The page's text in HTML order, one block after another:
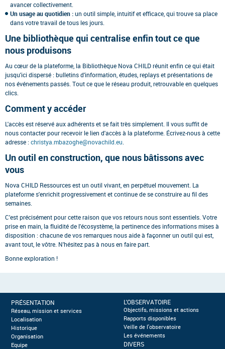
avancer collectivement.
Un usage au quotidien :un outil simple, intuitif et efficace, qui trouve sa place
dans votre travail de tous les jours.
Une bibliothèque qui centralise enfin tout ce que
nous produisons
Au cœur de la plateforme, la Bibliothèque Nova CHILD réunit enfin ce qui était
jusqu'ici dispersé : bulletins d'information, études, replays et présentations de
nos événements passés. Tout ce que le réseau produit, retrouvable en quelques
clics.
Comment y accéder
L'accès est réservé aux adhérents et se fait très simplement. Il vous suffit de
nous contacter pour recevoir le lien d'accès à la plateforme. Écrivez-nous à cette
adresse :christya.mbazoghe@novachild.eu
Un outil en construction, que nous bâtissons avec
vous
Nova CHILD Ressources est un outil vivant, en perpétuel mouvement. La
plateforme s'enrichit progressivement et continue de se construire au fil des
semaines.
C'est précisément pour cette raison que vos retours nous sont essentiels. Votre
prise en main, la fluidité de l'écosystème, la pertinence des informations mises à
disposition : chacune de vos remarques nous aide à façonner un outil qui est,
avant tout, le vôtre. N'hésitez pas à nous en faire part.
Bonne exploration !
PRÉSENTATION
Réseau, mission et services
Localisation
Historique
Organisation
Equipe
L'OBSERVATOIRE
Objectifs, missions et actions
Rapports disponibles
Veille de l'observatoire
Les événements
DIVERS